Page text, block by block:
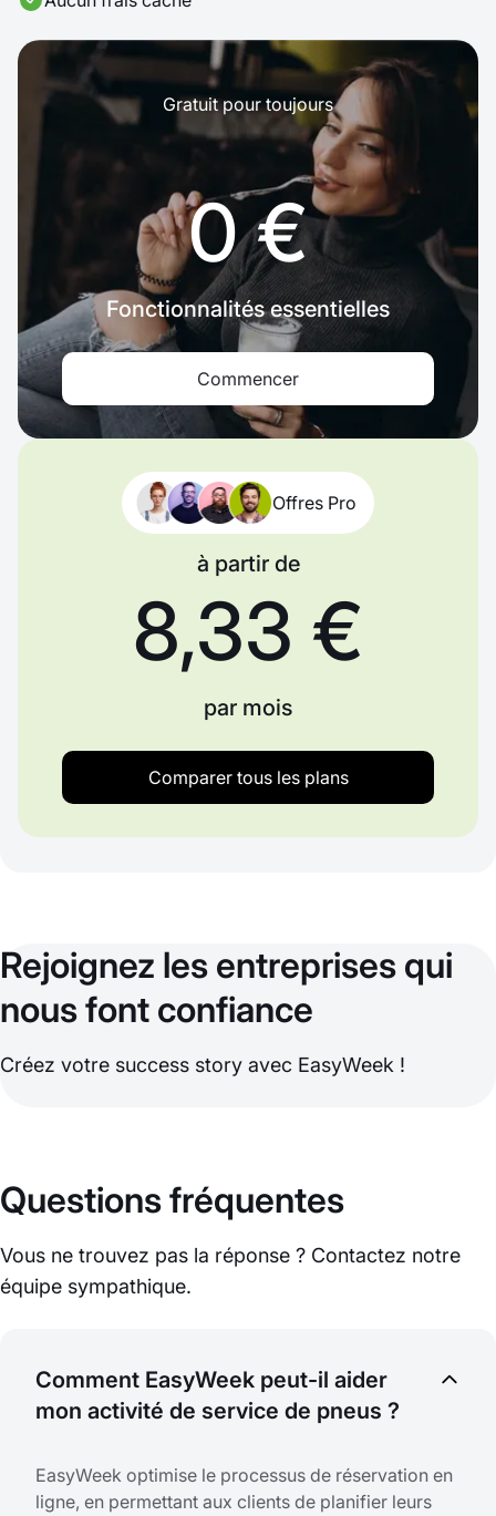
Gratuit pour toujours
0 €
Fonctionnalités essentielles
Commencer
Offres Pro
à partir de
8,33 €
par mois
Comparer tous les plans
Rejoignez les entreprises qui
nous font confiance
Créez votre success story avec EasyWeek !
Questions fréquentes
Vous ne trouvez pas la réponse ? Contactez notre
équipe sympathique.
Comment EasyWeek peut-il aider
mon activité de service de pneus ?
EasyWeek optimise le processus de réservation en
ligne, en permettant aux clients de planifier leurs